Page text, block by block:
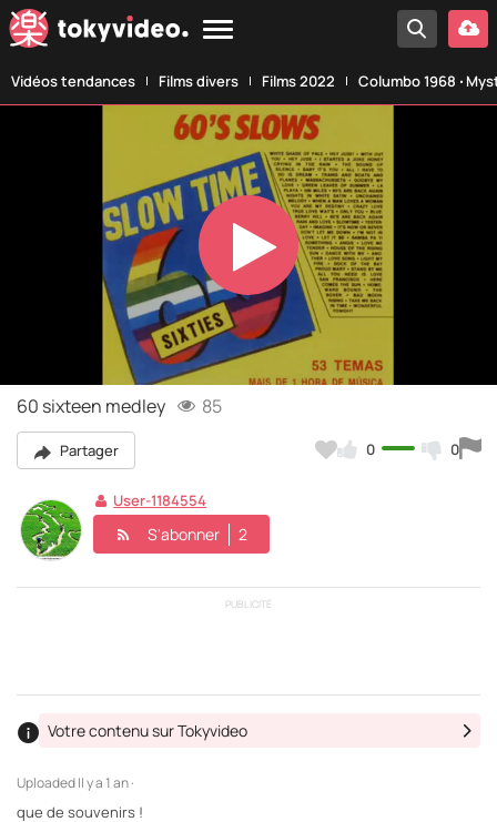
Vidéos tendances Films divers Films 2022 Columbo 1968 ‧
Play
Video
60 sixteen medley 85
Partager 0 0
User-1184554
S'abonner 2
PUBLICITÉ
UploadedIl y a 1 an ·
Votre contenu sur Tokyvideo
que de souvenirs !